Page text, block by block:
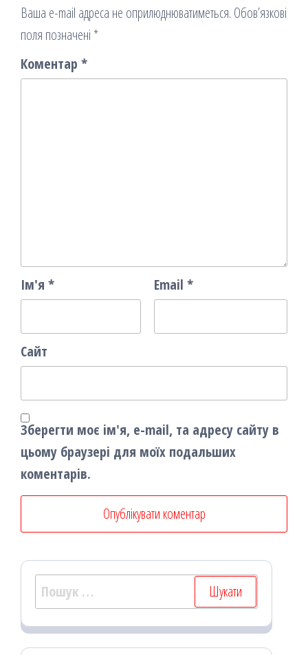
Ваша e-mail адреса не оприлюднюватиметься. Обов’язкові
поля позначені *
Коментар *
Ім'я * Email *
Сайт
Зберегти моє ім'я, e-mail, та адресу сайту в
цьому браузері для моїх подальших
коментарів.
Пошук: